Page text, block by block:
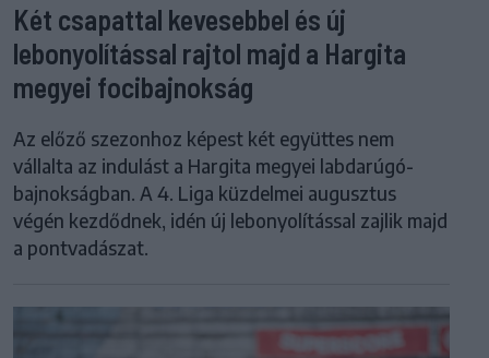
Két csapattal kevesebbel és új
lebonyolítással rajtol majd a Hargita
megyei focibajnokság
Az előző szezonhoz képest két együttes nem
vállalta az indulást a Hargita megyei labdarúgó-
bajnokságban. A 4. Liga küzdelmei augusztus
végén kezdődnek, idén új lebonyolítással zajlik majd
a pontvadászat.